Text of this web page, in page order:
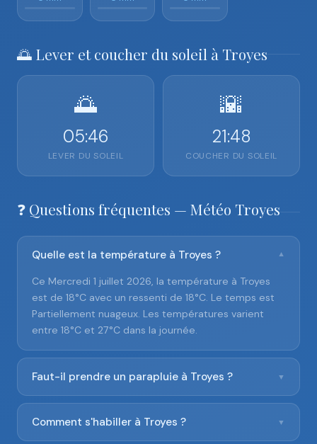
🌅 Lever et coucher du soleil à Troyes
🌅
05:46
LEVER DU SOLEIL
🌇
21:48
COUCHER DU SOLEIL
❓ Questions fréquentes — Météo Troyes
Quelle est la température à Troyes ? ▼
Ce Mercredi 1 juillet 2026, la température à Troyes
est de 18°C avec un ressenti de 18°C. Le temps est
Partiellement nuageux. Les températures varient
entre 18°C et 27°C dans la journée.
Faut-il prendre un parapluie à Troyes ? ▼
Comment s'habiller à Troyes ? ▼